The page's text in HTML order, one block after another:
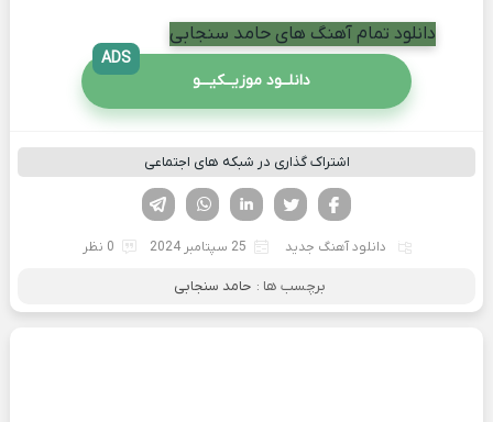
دانلود تمام آهنگ های حامد سنجابی
دانلــود موزیــکیـــو
ADS
اشتراک گذاری در شبکه های اجتماعی
لینکدین تویتر
فیسوک
دانلود آهنگ جدید 25 سپتامبر 2024 0 نظر
برچسب ها : حامد سنجابی